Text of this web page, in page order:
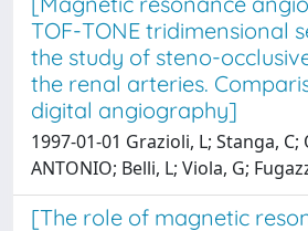
TOF-TONE tridimensional
the study of steno-
the renal arteries.
digital angiography]
1997-01-01 Grazioli, L; Stanga, C;
ANTONIO; Belli, L; Viola, G;
[The role of magnetic